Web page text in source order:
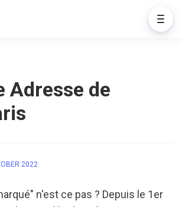
Adresse de
2022
n'est ce pas ? Depuis le 1er